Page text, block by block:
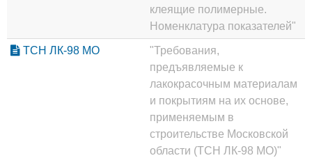
клеящие полимерные.
Номенклатура показателей"
ТСН ЛК-98 МО
"Требования,
предъявляемые к
лакокрасочным материалам
и покрытиям на их основе,
применяемым в
строительстве Московской
области (ТСН ЛК-98 МО)"